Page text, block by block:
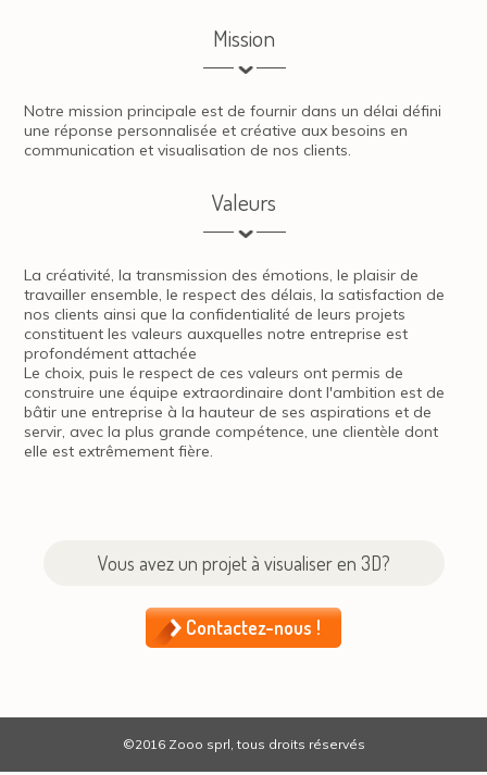
Mission
Notre mission principale est de fournir dans un délai défini
une réponse personnalisée et créative aux besoins en
communication et visualisation de nos clients.
Valeurs
La créativité, la transmission des émotions, le plaisir de
travailler ensemble, le respect des délais, la satisfaction de
nos clients ainsi que la confidentialité de leurs projets
constituent les valeurs auxquelles notre entreprise est
profondément attachée
Le choix, puis le respect de ces valeurs ont permis de
construire une équipe extraordinaire dont l'ambition est de
bâtir une entreprise à la hauteur de ses aspirations et de
servir, avec la plus grande compétence, une clientèle dont
elle est extrêmement fière.
Vous avez un projet à visualiser en 3D?
Contactez-nous !
©2016 Zooo sprl, tous droits réservés